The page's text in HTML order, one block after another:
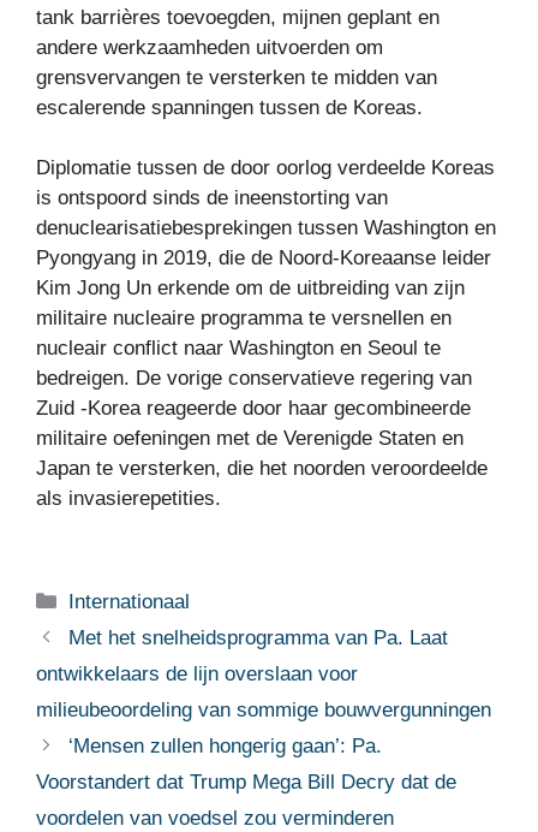
tank barrières toevoegden, mijnen geplant en
andere werkzaamheden uitvoerden om
grensvervangen te versterken te midden van
escalerende spanningen tussen de Koreas.
Diplomatie tussen de door oorlog verdeelde Koreas
is ontspoord sinds de ineenstorting van
denuclearisatiebesprekingen tussen Washington en
Pyongyang in 2019, die de Noord-Koreaanse leider
Kim Jong Un erkende om de uitbreiding van zijn
militaire nucleaire programma te versnellen en
nucleair conflict naar Washington en Seoul te
bedreigen. De vorige conservatieve regering van
Zuid -Korea reageerde door haar gecombineerde
militaire oefeningen met de Verenigde Staten en
Japan te versterken, die het noorden veroordeelde
als invasierepetities.
Categorieën
Internationaal
Met het snelheidsprogramma van Pa. Laat
ontwikkelaars de lijn overslaan voor
milieubeoordeling van sommige bouwvergunningen
‘Mensen zullen hongerig gaan’: Pa.
Voorstandert dat Trump Mega Bill Decry dat de
voordelen van voedsel zou verminderen